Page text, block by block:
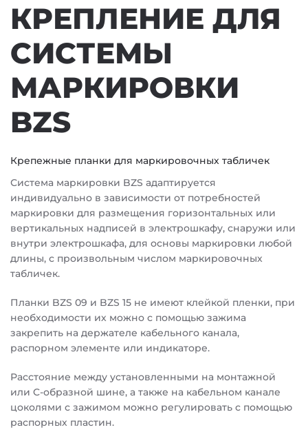
КРЕПЛЕНИЕ ДЛЯ
СИСТЕМЫ
МАРКИРОВКИ
BZS
Крепежные планки для маркировочных табличек
Система маркировки BZS адаптируется
индивидуально в зависимости от потребностей
маркировки для размещения горизонтальных или
вертикальных надписей в электрошкафу, снаружи или
внутри электрошкафа, для основы маркировки любой
длины, с произвольным числом маркировочных
табличек.
Планки BZS 09 и BZS 15 не имеют клейкой пленки, при
необходимости их можно с помощью зажима
закрепить на держателе кабельного канала,
распорном элементе или индикаторе.
Расстояние между установленными на монтажной
или C-образной шине, а также на кабельном канале
цоколями с зажимом можно регулировать с помощью
распорных пластин.